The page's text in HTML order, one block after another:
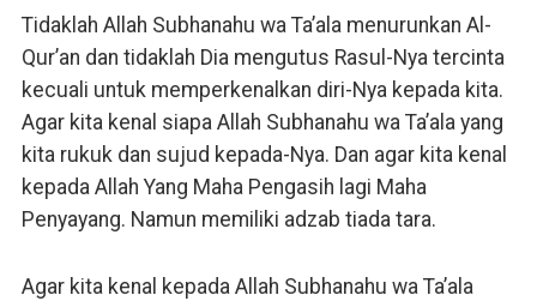
Tidaklah Allah Subhanahu wa Ta’ala menurunkan Al-
Qur’an dan tidaklah Dia mengutus Rasul-Nya tercinta
kecuali untuk memperkenalkan diri-Nya kepada kita.
Agar kita kenal siapa Allah Subhanahu wa Ta’ala yang
kita rukuk dan sujud kepada-Nya. Dan agar kita kenal
kepada Allah Yang Maha Pengasih lagi Maha
Penyayang. Namun memiliki adzab tiada tara.
Agar kita kenal kepada Allah Subhanahu wa Ta’ala